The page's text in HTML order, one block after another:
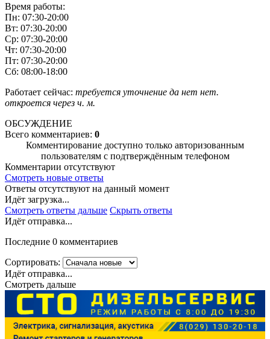
Время работы:
Пн: 07:30-20:00
Вт: 07:30-20:00
Ср: 07:30-20:00
Чт: 07:30-20:00
Пт: 07:30-20:00
Сб: 08:00-18:00
Работает сейчас: требуется уточнение да нет нет.
откроется через ч. м.
ОБСУЖДЕНИЕ
Всего комментариев: 0
Комментирование доступно только авторизованным
пользователям с подтверждённым телефоном
Комментарии отсутствуют
Смотреть новые ответы
Ответы отсутствуют на данный момент
Идёт загрузка...
Смотреть ответы дальше Скрыть ответы
Идёт отправка...
Последние 0 комментариев
Сортировать:
Идёт отправка...
Смотреть дальше